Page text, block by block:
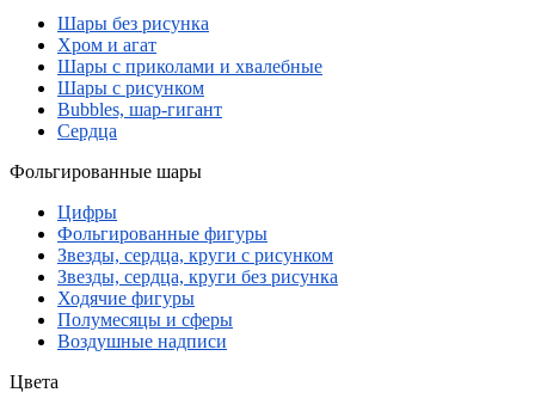
Шары без рисунка
Хром и агат
Шары с приколами и хвалебные
Шары с рисунком
Bubbles, шар-гигант
Сердца
Фольгированные шары
Цифры
Фольгированные фигуры
Звезды, сердца, круги с рисунком
Звезды, сердца, круги без рисунка
Ходячие фигуры
Полумесяцы и сферы
Воздушные надписи
Цвета